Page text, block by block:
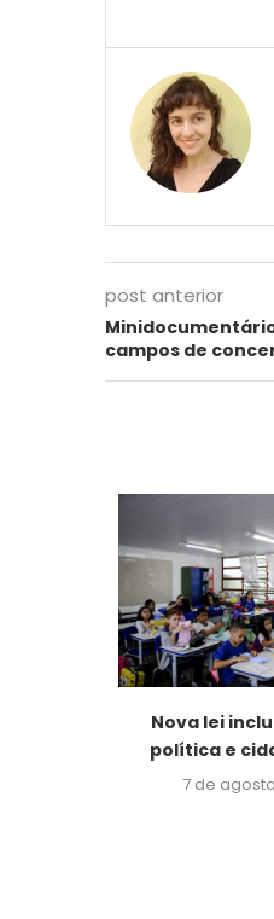
post anterior
campos de
Nova lei
política e
7 de